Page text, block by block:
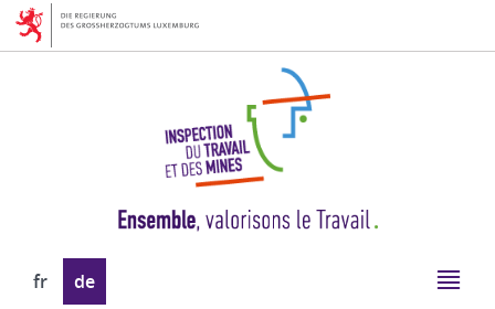
Zur
Navigation
Zum
Inhalt
Sprache
wechseln
fr de